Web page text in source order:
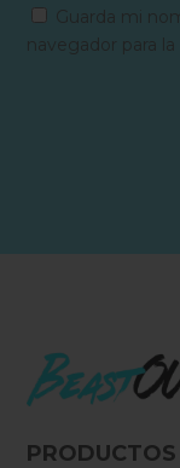
Guarda mi
navegador para
PRODUCTOS